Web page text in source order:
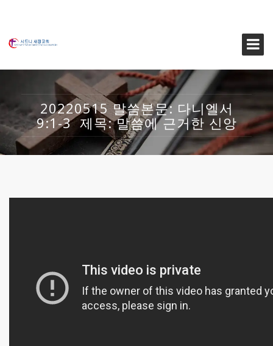
20220515 말씀본문: 다니엘서
9:1-3 제목: 말씀에 근거한 신앙